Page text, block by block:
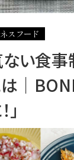
スフード
い食事
｜
」